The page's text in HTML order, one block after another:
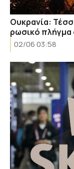
Ουκρανία:
ρωσικό πλήγμα
02/06 03:58